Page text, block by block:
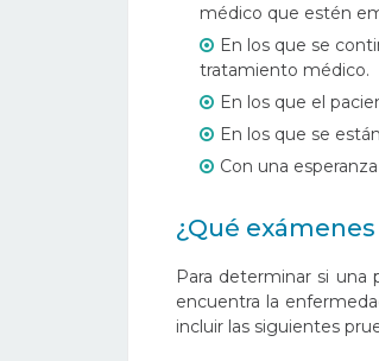
médico que estén
En los que se
tratamiento médico.
En los que el
En los que se
Con una
¿Qué
Para determinar si
encuentra la
incluir las siguientes